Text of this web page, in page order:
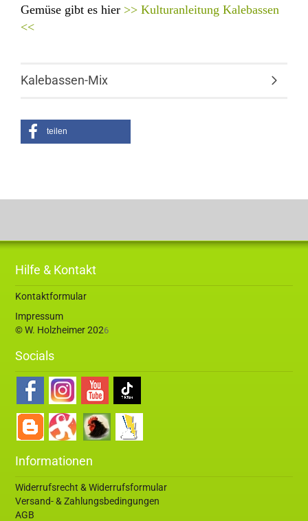
Gemüse gibt es hier >> Kulturanleitung Kalebassen
<<
Kalebassen-Mix
teilen
Hilfe & Kontakt
Kontaktformular
Impressum
© W. Holzheimer 2026
Socials
Informationen
Widerrufsrecht & Widerrufsformular
Versand- & Zahlungsbedingungen
AGB